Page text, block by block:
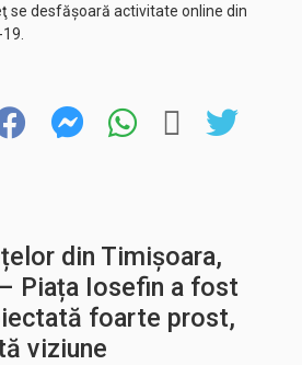
se desfăşoară activitate online din
din Timișoara,
Piața Iosefin a fost
foarte prost,
viziune